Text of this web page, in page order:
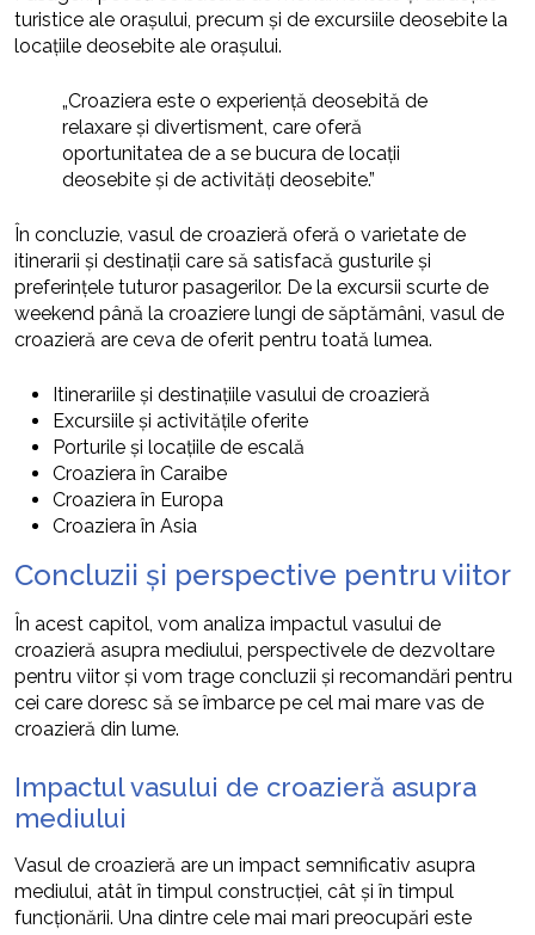
turistice ale orașului, precum și de excursiile deosebite la
locațiile deosebite ale orașului.
„Croaziera este o experiență deosebită de
relaxare și divertisment, care oferă
oportunitatea de a se bucura de locații
deosebite și de activități deosebite.”
În concluzie, vasul de croazieră oferă o varietate de
itinerarii și destinații care să satisfacă gusturile și
preferințele tuturor pasagerilor. De la excursii scurte de
weekend până la croaziere lungi de săptămâni, vasul de
croazieră are ceva de oferit pentru toată lumea.
Itinerariile și destinațiile vasului de croazieră
Excursiile și activitățile oferite
Porturile și locațiile de escală
Croaziera în Caraibe
Croaziera în Europa
Croaziera în Asia
Concluzii și perspective pentru viitor
În acest capitol, vom analiza impactul vasului de
croazieră asupra mediului, perspectivele de dezvoltare
pentru viitor și vom trage concluzii și recomandări pentru
cei care doresc să se îmbarce pe cel mai mare vas de
croazieră din lume.
Impactul vasului de croazieră asupra
mediului
Vasul de croazieră are un impact semnificativ asupra
mediului, atât în timpul construcției, cât și în timpul
funcționării. Una dintre cele mai mari preocupări este